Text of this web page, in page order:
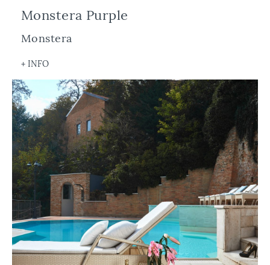
Monstera Purple
Monstera
+ INFO